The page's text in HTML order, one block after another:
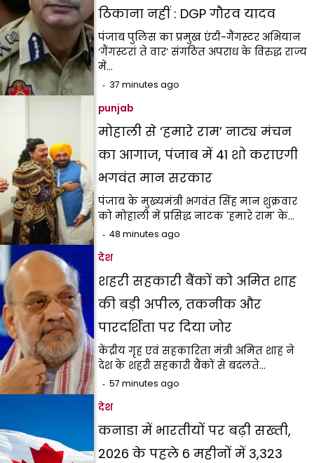
ठिकाना नहीं : DGP गौरव यादव
पंजाब पुलिस का प्रमुख एंटी-गैंगस्टर अभियान
‘गैंगस्टरां ते वार’ संगठित अपराध के विरुद्ध राज्य
में…
37 minutes ago
punjab
मोहाली से ‘हमारे राम’ नाट्य मंचन
का आगाज, पंजाब में 41 शो कराएगी
भगवंत मान सरकार
पंजाब के मुख्यमंत्री भगवंत सिंह मान शुक्रवार
को मोहाली में प्रसिद्ध नाटक 'हमारे राम' के…
48 minutes ago
देश
शहरी सहकारी बैंकों को अमित शाह
की बड़ी अपील, तकनीक और
पारदर्शिता पर दिया जोर
केंद्रीय गृह एवं सहकारिता मंत्री अमित शाह ने
देश के शहरी सहकारी बैंकों से बदलते…
57 minutes ago
देश
कनाडा में भारतीयों पर बढ़ी सख्ती,
2026 के पहले 6 महीनों में 3,323